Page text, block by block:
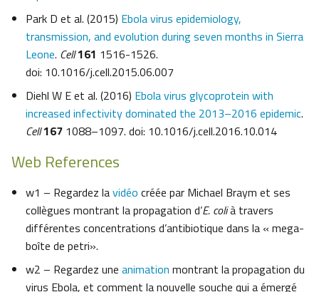
Park D et al. (2015) Ebola virus epidemiology,
transmission, and evolution during seven months in Sierra
Leone. Cell161 1516-1526.
doi: 10.1016/j.cell.2015.06.007
Diehl W E et al. (2016) Ebola virus glycoprotein with
increased infectivity dominated the 2013–2016 epidemic.
Cell167 1088–1097. doi: 10.1016/j.cell.2016.10.014
Web References
w1 – Regardez lavidéo créée par Michael Braym et ses
collègues montrant la propagation d’E. colià travers
différentes concentrations d’antibiotique dans la « mega-
boîte de petri».
w2 – Regardez une animation montrant la propagation du
virus Ebola, et comment la nouvelle souche qui a émergé